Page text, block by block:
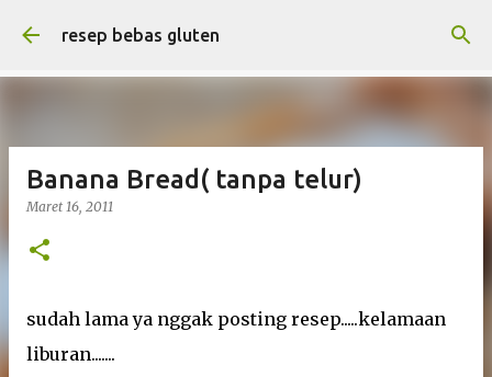
Langsung ke konten utama
resep bebas gluten
Banana Bread( tanpa telur)
Maret 16, 2011
sudah lama ya nggak posting resep.....kelamaan
liburan.......